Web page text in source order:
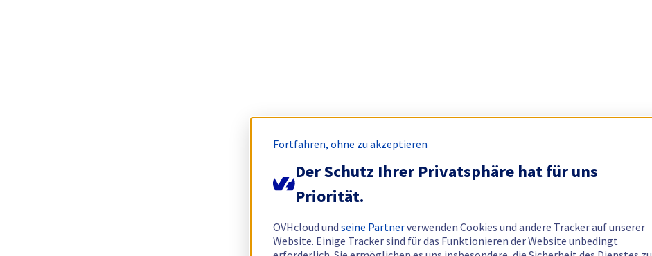
Fortfahren, ohne zu akzeptieren
Der Schutz Ihrer Privatsphäre hat für uns
Priorität.
OVHcloud und seine Partnerverwenden Cookies und andere Tracker auf unserer
Website. Einige Tracker sind für das Funktionieren der Website unbedingt